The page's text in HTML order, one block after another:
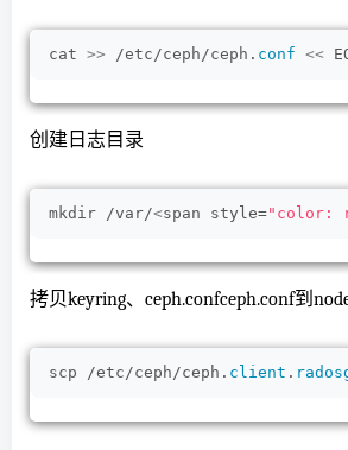
cat >> /etc/ceph/ceph. conf <<
创建日志目录
mkdir /var/<span style="color:
拷贝keyring、ceph.confceph.conf到
scp /etc/ceph/ceph. client .